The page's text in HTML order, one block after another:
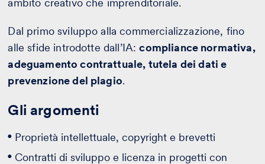
Dal primo sviluppo alla commercializzazione, fino
alle sfide introdotte dall’IA:compliance normativa,
adeguamento contrattuale, tutela dei dati e
prevenzione del plagio.
Gli argomenti
Proprietà intellettuale, copyright e brevetti
Contratti di sviluppo e licenza in progetti con